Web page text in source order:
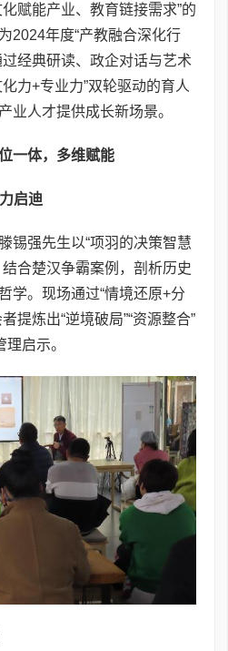
赋能产业、教育链接需求”的
2024年度“产教融合深化行
经典研读、政企对话与艺术
力+专业力”双轮驱动的育人
业人才提供成长新场景。
一体，多维赋能
启迪
锡强先生以“项羽的决策智慧
合楚汉争霸案例，剖析历史
学。现场通过“情境还原+分
提炼出“逆境破局”“资源整合”
启示。